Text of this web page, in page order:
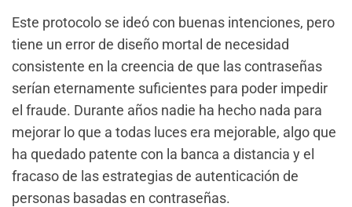
Este protocolo se ideó con buenas intenciones, pero
tiene un error de diseño mortal de necesidad
consistente en la creencia de que las contraseñas
serían eternamente suficientes para poder impedir
el fraude. Durante años nadie ha hecho nada para
mejorar lo que a todas luces era mejorable, algo que
ha quedado patente con la banca a distancia y el
fracaso de las estrategias de autenticación de
personas basadas en contraseñas.